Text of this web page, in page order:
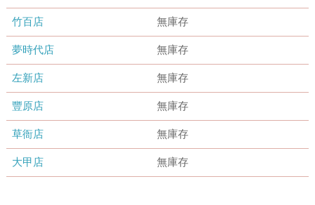
竹百店 無庫存
夢時代店 無庫存
左新店 無庫存
豐原店 無庫存
草衙店 無庫存
大甲店 無庫存